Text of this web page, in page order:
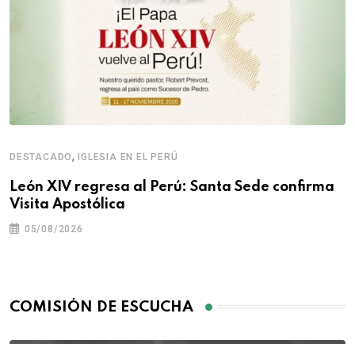
DESTACADO,IGLESIA EN EL PERÚ
León XIV regresa al Perú: Santa Sede confirma
Visita Apostólica
05/08/2026
COMISIÓN DE ESCUCHA